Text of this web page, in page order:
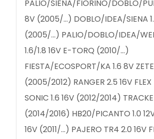
PALIO/SIENA/FIORINO/DOBLO/
8V (2005/...) DOBLO/IDEA/SIENA
(2005/...) PALIO/DOBLO/IDEA/
1.6/1.8 16V E-TORQ (2010/...)
FIESTA/ECOSPORT/KA 1.6 8V
(2005/2012) RANGER 2.5 16V
SONIC 1.6 16V (2012/2014)
(2014/2016) HB20/PICANTO 1.0
16V (2011/...) PAJERO TR4 2.0 16V